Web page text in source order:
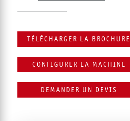
TÉLÉCHARGER LA BROCHURE
CONFIGURER LA MACHINE